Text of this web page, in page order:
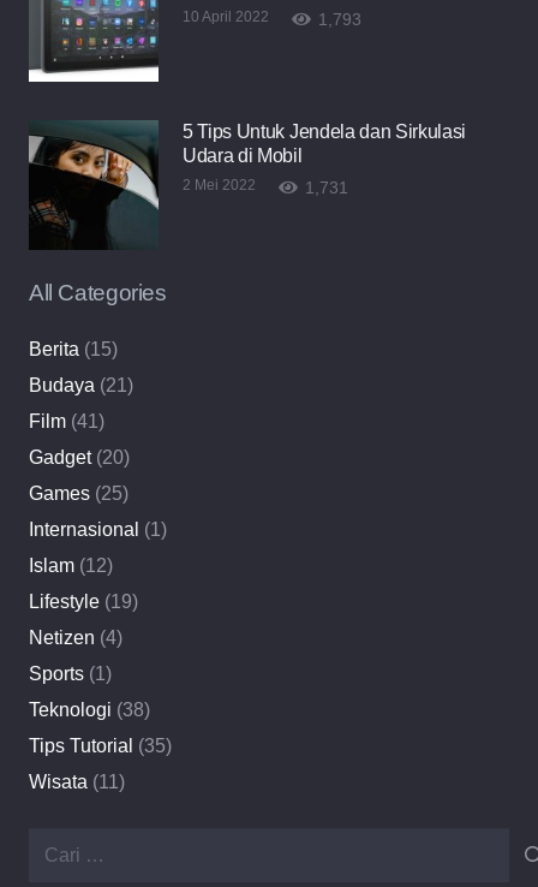
10 April 2022 1,793
5 Tips Untuk Jendela dan Sirkulasi
Udara di Mobil
2 Mei 2022 1,731
All Categories
Berita (15)
Budaya (21)
Film (41)
Gadget(20)
Games (25)
Internasional (1)
Islam (12)
Lifestyle (19)
Netizen (4)
Sports (1)
Teknologi (38)
Tips Tutorial (35)
Wisata (11)
Cari